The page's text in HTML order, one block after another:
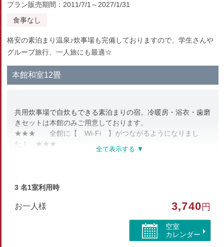
プラン販売期間：2011/7/1～2027/1/31
食事なし
格安の素泊まり温泉♪炊事場も完備しておりますので、学生さんや
グループ旅行、一人旅にも最適☆
本館和室12畳
共用炊事場で自炊もできる素泊まりの宿。冷暖房・浴衣・歯磨
きセットは本館のみご用意しております。
★★★ 全館に【 Wi-Fi 】がつながるようになりまし
た！ ★★★
和室
部屋特徴
3 名1室利用時
お一人様 3,740 円
空室
カレンダー